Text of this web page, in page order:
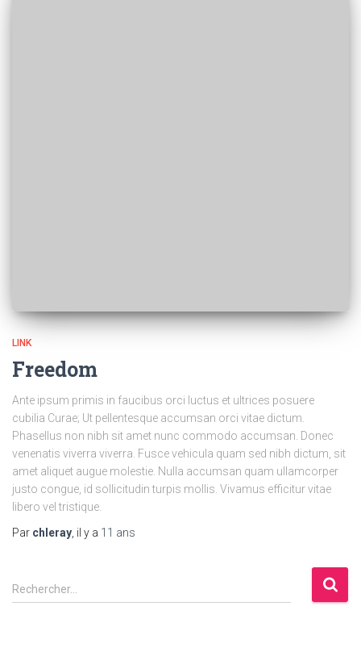
LINK
Freedom
Ante ipsum primis in faucibus orci luctus et ultrices posuere
cubilia Curae; Ut pellentesque accumsan orci vitae dictum.
Phasellus non nibh sit amet nunc commodo accumsan. Donec
venenatis viverra viverra. Fusce vehicula quam sed nibh dictum, sit
amet aliquet augue molestie. Nulla accumsan quam ullamcorper
justo congue, id sollicitudin turpis mollis. Vivamus efficitur vitae
libero vel tristique.
Par chleray , il y a 11 ans
R
e
Rechercher…